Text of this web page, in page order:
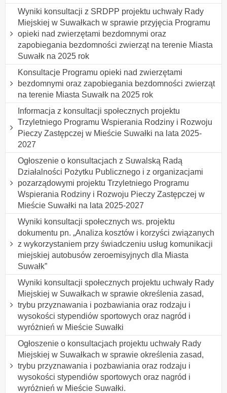
Wyniki konsultacji z SRDPP projektu uchwały Rady
Miejskiej w Suwałkach w sprawie przyjęcia Programu
opieki nad zwierzętami bezdomnymi oraz
zapobiegania bezdomności zwierząt na terenie Miasta
Suwałk na 2025 rok
Konsultacje Programu opieki nad zwierzętami
bezdomnymi oraz zapobiegania bezdomności zwierząt
na terenie Miasta Suwałk na 2025 rok
Informacja z konsultacji społecznych projektu
Trzyletniego Programu Wspierania Rodziny i Rozwoju
Pieczy Zastępczej w Mieście Suwałki na lata 2025-
2027
Ogłoszenie o konsultacjach z Suwalską Radą
Działalności Pożytku Publicznego i z organizacjami
pozarządowymi projektu Trzyletniego Programu
Wspierania Rodziny i Rozwoju Pieczy Zastępczej w
Mieście Suwałki na lata 2025-2027
Wyniki konsultacji społecznych ws. projektu
dokumentu pn. „Analiza kosztów i korzyści związanych
z wykorzystaniem przy świadczeniu usług komunikacji
miejskiej autobusów zeroemisyjnych dla Miasta
Suwałk”
Wyniki konsultacji społecznych projektu uchwały Rady
Miejskiej w Suwałkach w sprawie określenia zasad,
trybu przyznawania i pozbawiania oraz rodzaju i
wysokości stypendiów sportowych oraz nagród i
wyróżnień w Mieście Suwałki
Ogłoszenie o konsultacjach projektu uchwały Rady
Miejskiej w Suwałkach w sprawie określenia zasad,
trybu przyznawania i pozbawiania oraz rodzaju i
wysokości stypendiów sportowych oraz nagród i
wyróżnień w Mieście Suwałki.